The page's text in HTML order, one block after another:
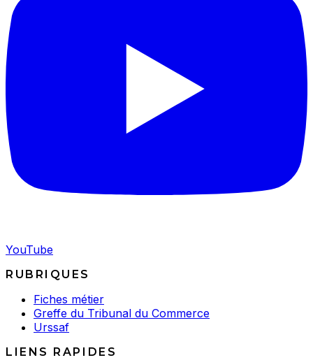
YouTube
RUBRIQUES
Fiches métier
Greffe du Tribunal du Commerce
Urssaf
LIENS RAPIDES